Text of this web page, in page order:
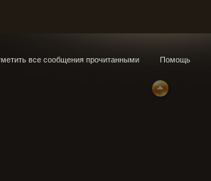
все сообщения прочитанными Помощь